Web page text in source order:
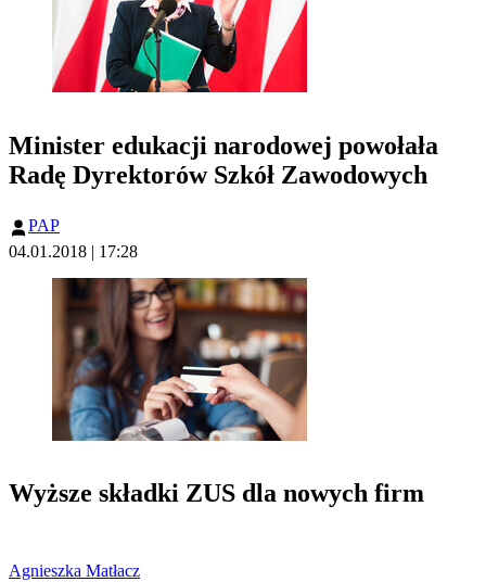
Minister edukacji narodowej powołała
Radę Dyrektorów Szkół Zawodowych
PAP
04.01.2018 | 17:28
Wyższe składki ZUS dla nowych firm
Agnieszka Matłacz